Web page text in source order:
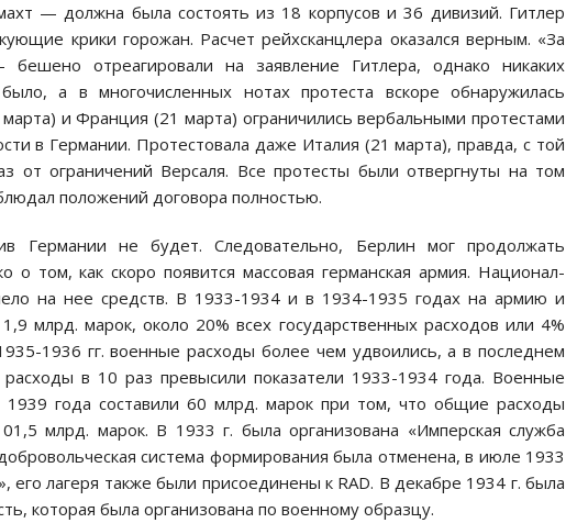
— должна была состоять из 18 корпусов и 36 дивизий. Гитлер
крики горожан. Расчет рейхсканцлера оказался верным. «За
отреагировали на заявление Гитлера, однако никаких
а в многочисленных нотах протеста вскоре обнаружилась
марта) и Франция (21 марта) ограничились вербальными протестами
в Германии. Протестовала даже Италия (21 марта), правда, с той
от ограничений Версаля. Все протесты были отвергнуты на том
положений договора полностью.
Германии не будет. Следовательно, Берлин мог продолжать
о том, как скоро появится массовая германская армия. Национал-
на нее средств. В 1933-1934 и в 1934-1935 годах на армию и
млрд. марок, около 20% всех государственных расходов или 4%
1936 гг. военные расходы более чем удвоились, а в последнем
в 10 раз превысили показатели 1933-1934 года. Военные
года составили 60 млрд. марок при том, что общие расходы
млрд. марок. В 1933 г. была организована «Имперская служба
система формирования была отменена, в июле 1933
его лагеря также были присоединены к RAD. В декабре 1934 г. была
которая была организована по военному образцу.